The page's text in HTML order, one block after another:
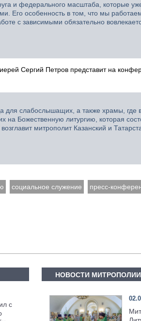
и федерального масштаба, которые
Его особенность в том, что мы
с зависимыми обязательно
Сергий Петров представит на
для слабослышащих, а также храмы, где
Божественную литургию, которая
митрополит Казанский и
социальное служение пресс-
с
НОВОСТИ МИТРОПОЛИИ